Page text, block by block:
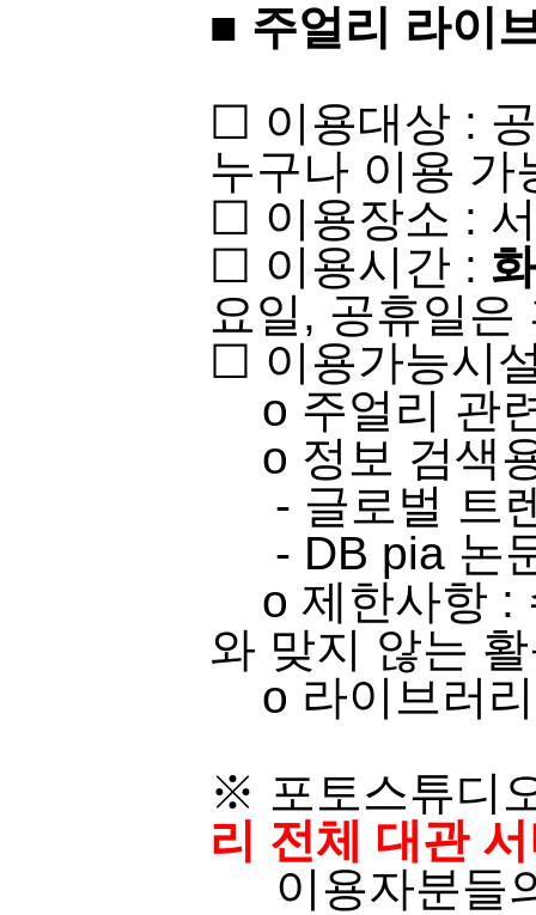
■ 주얼리 라이
​☐ 이용대상 :
누구나 이용 가
☐ 이용장소 :
☐ 이용시간 :
요일, 공휴일은
☐ 이용가능시
o ​주얼리 관
o​ 정보 검색
- 글로벌 트
- DB pia 논
o 제한사항 :
와 맞지 않는
o 라이브러리
※ 포토스튜디
리 전체 대관
이용자분들